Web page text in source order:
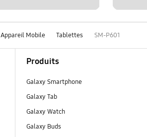
Appareil Mobile Tablettes SM-P601
Produits
Galaxy Smartphone
Galaxy Tab
Galaxy Watch
Galaxy Buds